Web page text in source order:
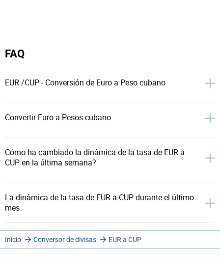
FAQ
EUR /CUP - Conversión de Euro a Peso cubano
Convertir Euro a Pesos cubano
Cómo ha cambiado la dinámica de la tasa de EUR a
CUP en la última semana?
La dinámica de la tasa de EUR a CUP durante el último
mes
Inicio Conversor de divisas EUR a CUP